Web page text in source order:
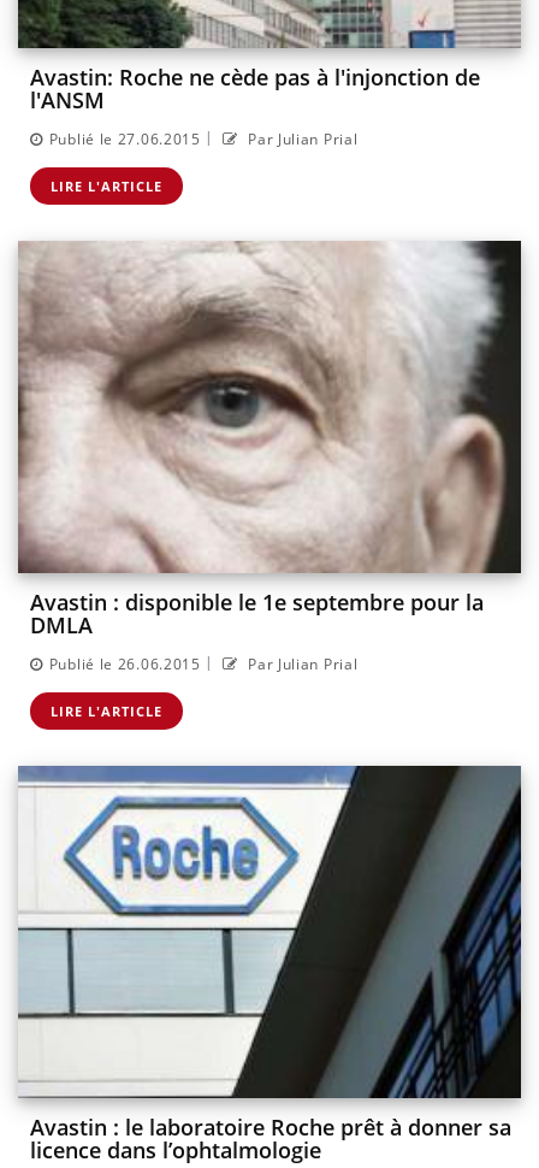
Avastin: Roche ne cède pas à l'injonction de
l'ANSM
Publié le 27.06.2015 | Par Julian Prial
LIRE L'ARTICLE
Avastin : disponible le 1e septembre pour la
DMLA
Publié le 26.06.2015 | Par Julian Prial
LIRE L'ARTICLE
Avastin : le laboratoire Roche prêt à donner sa
licence dans l’ophtalmologie